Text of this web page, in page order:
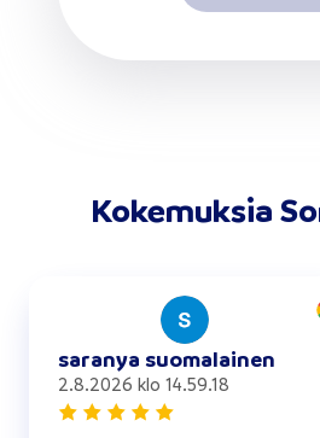
Kokemuksia
saranya suomalainen
2.8.2026 klo 14.59.18